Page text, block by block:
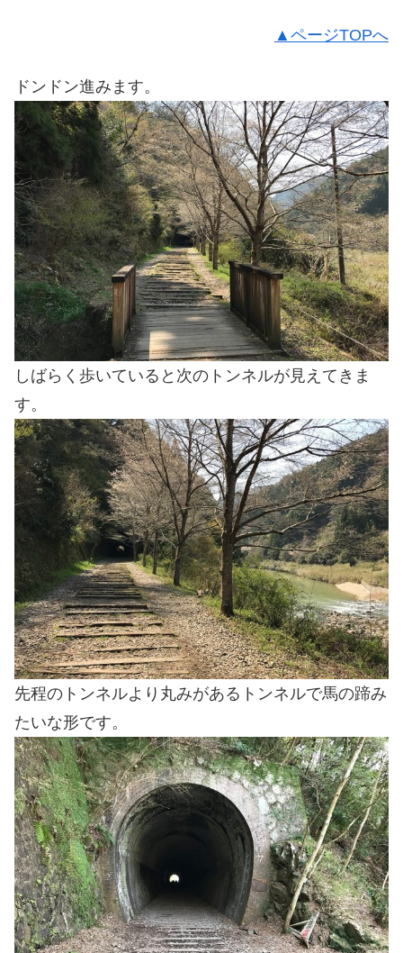
▲ページTOPへ
ドンドン進みます。
しばらく歩いていると次のトンネルが見えてきま
す。
先程のトンネルより丸みがあるトンネルで馬の蹄み
たいな形です。